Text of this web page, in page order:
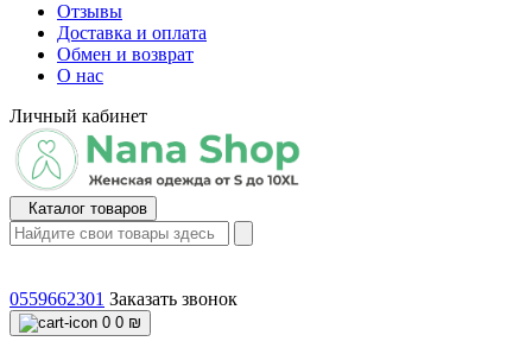
Отзывы
Доставка и оплата
Обмен и возврат
О нас
Личный кабинет
Каталог товаров
0559662301 Заказать звонок
0 0 ₪